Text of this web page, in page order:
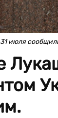
июля